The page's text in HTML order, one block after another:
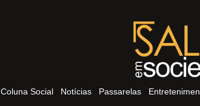
Coluna Social Notícias Passarelas